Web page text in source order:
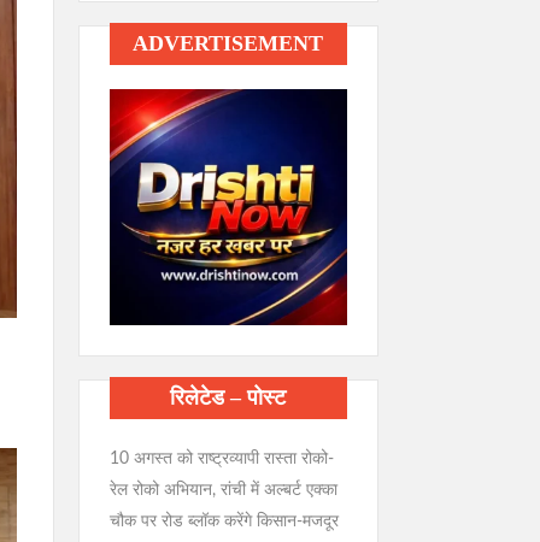
ADVERTISEMENT
रिलेटेड – पोस्ट
10 अगस्त को राष्ट्रव्यापी रास्ता रोको-
रेल रोको अभियान, रांची में अल्बर्ट एक्का
चौक पर रोड ब्लॉक करेंगे किसान-मजदूर